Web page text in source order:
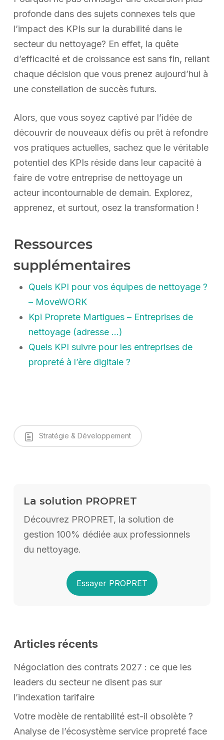
profonde dans des sujets connexes tels que
l’impact des KPIs sur la durabilité dans le
secteur du nettoyage? En effet, la quête
d’efficacité et de croissance est sans fin, reliant
chaque décision que vous prenez aujourd’hui à
une constellation de succès futurs.
Alors, que vous soyez captivé par l’idée de
découvrir de nouveaux défis ou prêt à refondre
vos pratiques actuelles, sachez que le véritable
potentiel des KPIs réside dans leur capacité à
faire de votre entreprise de nettoyage un
acteur incontournable de demain. Explorez,
apprenez, et surtout, osez la transformation !
Ressources
supplémentaires
Quels KPI pour vos équipes de nettoyage ?
– MoveWORK
Kpi Proprete Martigues – Entreprises de
nettoyage (adresse …)
Quels KPI suivre pour les entreprises de
propreté à l’ère digitale ?
Stratégie & Développement
La solution PROPRET
Découvrez PROPRET, la solution de
gestion 100% dédiée aux professionnels
du nettoyage.
Essayer PROPRET
Articles récents
Négociation des contrats 2027 : ce que les
leaders du secteur ne disent pas sur
l’indexation tarifaire
Votre modèle de rentabilité est-il obsolète ?
Analyse de l’écosystème service propreté face